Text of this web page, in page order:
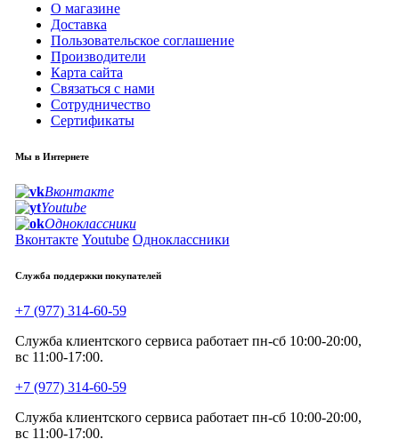
О магазине
Доставка
Пользовательское соглашение
Производители
Карта сайта
Связаться с нами
Сотрудничество
Сертификаты
Мы в Интернете
Вконтакте
Youtube
Одноклассники
Вконтакте Youtube Одноклассники
Служба поддержки покупателей
+7 (977) 314-60-59
Служба клиентского сервиса работает пн-сб 10:00-20:00,
вс 11:00-17:00.
+7 (977) 314-60-59
Служба клиентского сервиса работает пн-сб 10:00-20:00,
вс 11:00-17:00.